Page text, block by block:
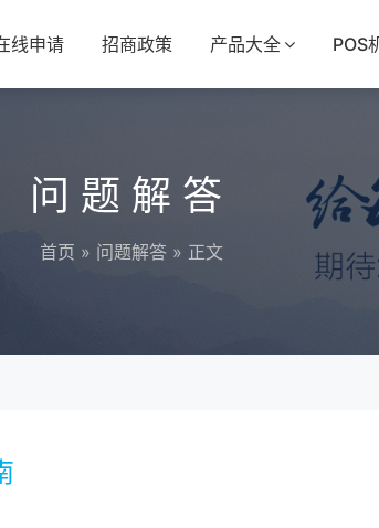
线申请 招商政策 产品大全 POS
问题解答
首页 » 问题解答 » 正文